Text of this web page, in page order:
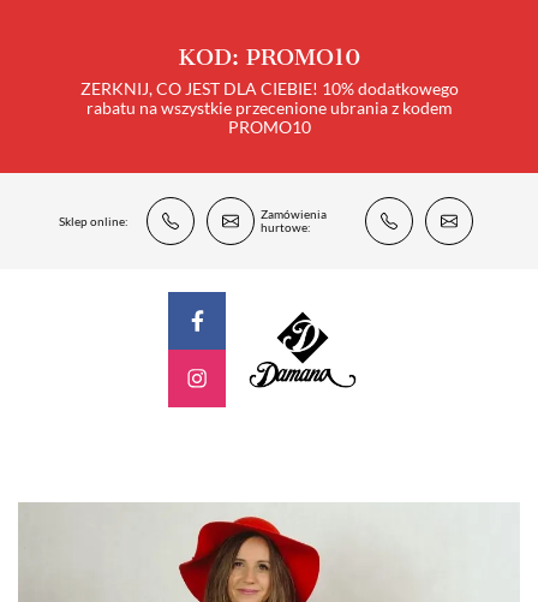
KOD: PROMO10
ZERKNIJ, CO JEST DLA CIEBIE! 10% dodatkowego
rabatu na wszystkie przecenione ubrania z kodem
PROMO10
Sklep online:
Zamówienia
hurtowe: